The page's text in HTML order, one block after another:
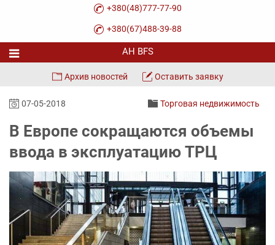
+380(48)777-77-90
+380(67)488-39-88
Архив новостей Оставить заявку
07-05-2018 Торговая недвижимость
В Европе сокращаются объемы
ввода в эксплуатацию ТРЦ